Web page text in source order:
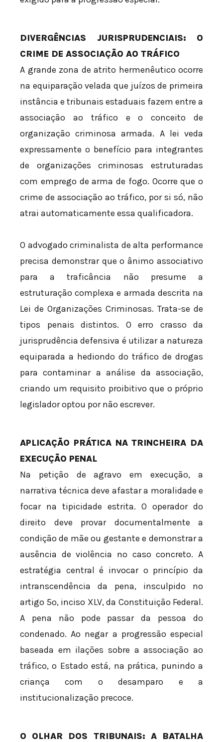
DIVERGÊNCIAS JURISPRUDENCIAIS: O
CRIME DE ASSOCIAÇÃO AO TRÁFICO
A grande zona de atrito hermenêutico ocorre
na equiparação velada que juízos de primeira
instância e tribunais estaduais fazem entre a
associação ao tráfico e o conceito de
organização criminosa armada. A lei veda
expressamente o benefício para integrantes
de organizações criminosas estruturadas
com emprego de arma de fogo. Ocorre que o
crime de associação ao tráfico, por si só, não
atrai automaticamente essa qualificadora.
O advogado criminalista de alta performance
precisa demonstrar que o ânimo associativo
para a traficância não presume a
estruturação complexa e armada descrita na
Lei de Organizações Criminosas. Trata-se de
tipos penais distintos. O erro crasso da
jurisprudência defensiva é utilizar a natureza
equiparada a hediondo do tráfico de drogas
para contaminar a análise da associação,
criando um requisito proibitivo que o próprio
legislador optou por não escrever.
APLICAÇÃO PRÁTICA NA TRINCHEIRA DA
EXECUÇÃO PENAL
Na petição de agravo em execução, a
narrativa técnica deve afastar a moralidade e
focar na tipicidade estrita. O operador do
direito deve provar documentalmente a
condição de mãe ou gestante e demonstrar a
ausência de violência no caso concreto. A
estratégia central é invocar o princípio da
intranscendência da pena, insculpido no
artigo 5º, inciso XLV, da Constituição Federal.
A pena não pode passar da pessoa do
condenado. Ao negar a progressão especial
baseada em ilações sobre a associação ao
tráfico, o Estado está, na prática, punindo a
criança com o desamparo e a
institucionalização precoce.
O OLHAR DOS TRIBUNAIS: A BATALHA